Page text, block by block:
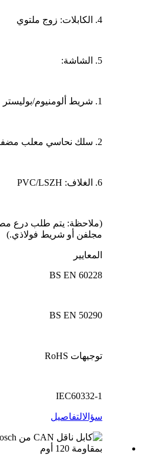
4. الكابلات: زوج ملتوي
5. الشاشة:
1. شريط ألومنيوم/بوليستر
2. سلك نحاسي معلب مضفر
6. الغلاف: PVC/LSZH
(ملاحظة: يتم طلب درع
مجلفن أو شريط فولاذي.)
المعايير
BS EN 60228
BS EN 50290
توجيهات RoHS
IEC60332-1
سؤالالتفاصيل